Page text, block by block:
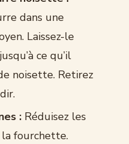
dans une
Laissez-le
ce qu’il
noisette. Retirez
: Réduisez les
la fourchette.